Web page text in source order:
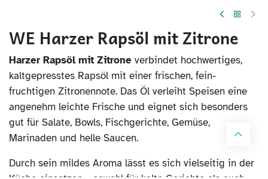
WE Harzer Rapsöl mit Zitrone
Harzer Rapsöl mit Zitrone verbindet hochwertiges,
kaltgepresstes Rapsöl mit einer frischen, fein-
fruchtigen Zitronennote. Das Öl verleiht Speisen eine
angenehm leichte Frische und eignet sich besonders
gut für Salate, Bowls, Fischgerichte, Gemüse,
Marinaden und helle Saucen.
Durch sein mildes Aroma lässt es sich vielseitig in der